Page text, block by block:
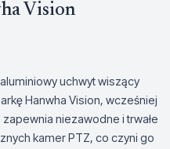
Vision
uchwyt wiszący
Hanwha Vision, wcześniej
niezawodne i trwałe
kamer PTZ, co czyni go